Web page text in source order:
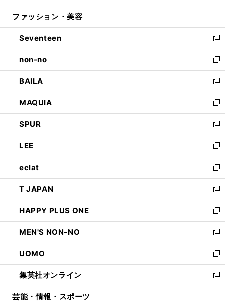
開
ウ
開
く
ン
ウ
で
開
く
ウ
ン
ド
ウ
で
開
く
ファッション・美容
Seventeen
新
し
い
ウ
ィ
ン
ド
ウ
で
開
く
non-no
新
し
い
ウ
ィ
ン
ド
ウ
で
開
く
BAILA
新
し
い
ウ
ィ
ン
ド
ウ
で
開
く
MAQUIA
新
し
い
ウ
ィ
ン
ド
ウ
で
開
く
SPUR
新
し
い
ウ
ィ
ン
ド
ウ
で
開
く
LEE
新
し
い
ウ
ィ
ン
ド
ウ
で
開
く
eclat
新
し
い
ウ
ィ
ン
ド
ウ
で
開
く
T JAPAN
新
し
い
ウ
ィ
ン
ド
ウ
で
開
HAPPY PLUS ONE
新
し
い
ウ
ィ
ン
ド
ウ
MEN'S NON-NO
新
し
い
ウ
ィ
ン
UOMO
新
し
い
ウ
集英社オンライン
新
し
芸能・情報・スポーツ